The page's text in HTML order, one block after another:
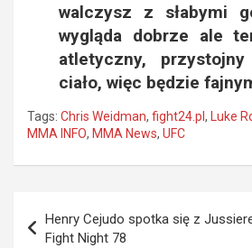
walczysz z słabymi
wygląda dobrze ale
atletyczny,
ciało, więc będzie
Tags: Chris Weidman, fight24.pl , Luke
MMA INFO, MMA News, UFC
wpisu
Henry Cejudo spotka się z
Fight Night 78